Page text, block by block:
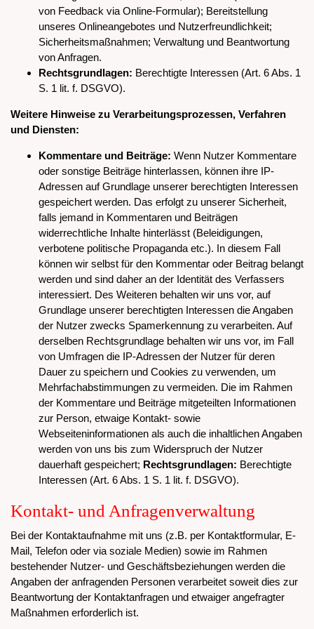
von Feedback via Online-Formular); Bereitstellung
unseres Onlineangebotes und Nutzerfreundlichkeit;
Sicherheitsmaßnahmen; Verwaltung und Beantwortung
von Anfragen.
Rechtsgrundlagen: Berechtigte Interessen (Art. 6 Abs. 1
S. 1 lit. f. DSGVO).
Weitere Hinweise zu Verarbeitungsprozessen, Verfahren
und Diensten:
Kommentare und Beiträge: Wenn Nutzer Kommentare
oder sonstige Beiträge hinterlassen, können ihre IP-
Adressen auf Grundlage unserer berechtigten Interessen
gespeichert werden. Das erfolgt zu unserer Sicherheit,
falls jemand in Kommentaren und Beiträgen
widerrechtliche Inhalte hinterlässt (Beleidigungen,
verbotene politische Propaganda etc.). In diesem Fall
können wir selbst für den Kommentar oder Beitrag belangt
werden und sind daher an der Identität des Verfassers
interessiert. Des Weiteren behalten wir uns vor, auf
Grundlage unserer berechtigten Interessen die Angaben
der Nutzer zwecks Spamerkennung zu verarbeiten. Auf
derselben Rechtsgrundlage behalten wir uns vor, im Fall
von Umfragen die IP-Adressen der Nutzer für deren
Dauer zu speichern und Cookies zu verwenden, um
Mehrfachabstimmungen zu vermeiden. Die im Rahmen
der Kommentare und Beiträge mitgeteilten Informationen
zur Person, etwaige Kontakt- sowie
Webseiteninformationen als auch die inhaltlichen Angaben
werden von uns bis zum Widerspruch der Nutzer
dauerhaft gespeichert; Rechtsgrundlagen: Berechtigte
Interessen (Art. 6 Abs. 1 S. 1 lit. f. DSGVO).
Kontakt- und Anfragenverwaltung
Bei der Kontaktaufnahme mit uns (z.B. per Kontaktformular, E-
Mail, Telefon oder via soziale Medien) sowie im Rahmen
bestehender Nutzer- und Geschäftsbeziehungen werden die
Angaben der anfragenden Personen verarbeitet soweit dies zur
Beantwortung der Kontaktanfragen und etwaiger angefragter
Maßnahmen erforderlich ist.